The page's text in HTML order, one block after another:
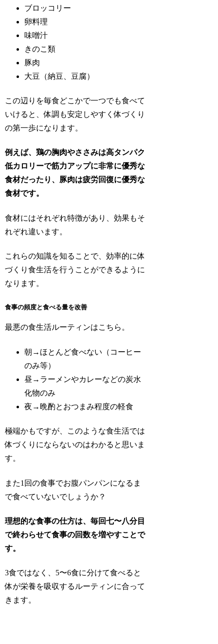
ブロッコリー
卵料理
味噌汁
きのこ類
豚肉
大豆（納豆、豆腐）
この辺りを毎食どこかで一つでも食べて
いけると、体調も安定しやすく体づくり
の第一歩になります。
例えば、鶏の胸肉やささみは高タンパク
低カロリーで筋力アップに非常に優秀な
食材だったり、豚肉は疲労回復に優秀な
食材です。
食材にはそれぞれ特徴があり、効果もそ
れぞれ違います。
これらの知識を知ることで、効率的に体
づくり食生活を行うことができるように
なります。
食事の頻度と食べる量を改善
最悪の食生活ルーティンはこちら。
朝→ほとんど食べない（コーヒー
のみ等）
昼→ラーメンやカレーなどの炭水
化物のみ
夜→晩酌とおつまみ程度の軽食
極端かもですが、このような食生活では
体づくりにならないのはわかると思いま
す。
また1回の食事でお腹パンパンになるま
で食べていないでしょうか？
理想的な食事の仕方は、毎回七〜八分目
で終わらせて食事の回数を増やすことで
す。
3食ではなく、5〜6食に分けて食べると
体が栄養を吸収するルーティンに合って
きます。